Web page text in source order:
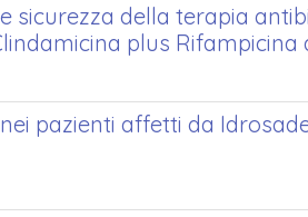
sicurezza della terapia
plus Rifampicina
pazienti affetti da